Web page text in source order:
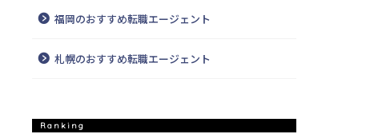
福岡のおすすめ転職エージェント
札幌のおすすめ転職エージェント